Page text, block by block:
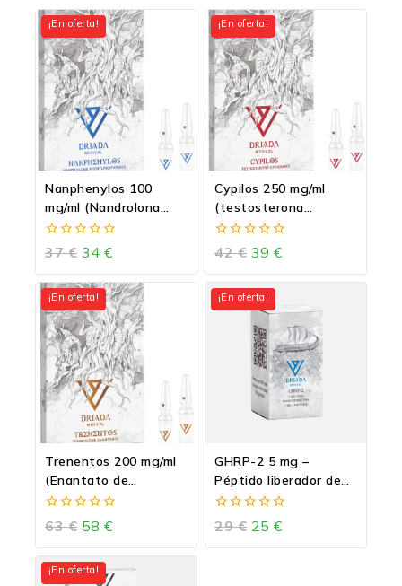
¡En oferta!
Nanphenylos 100
mg/ml (Nandrolona
fenilpropionato-NPP)
0
de
5
37€ 34 €
¡En oferta!
Cypilos 250 mg/ml
(testosterona
cipionato)
0
de
5
42€ 39 €
¡En oferta!
Trenentos 200 mg/ml
(Enantato de
trembolona)
0
de
5
63€ 58 €
¡En oferta!
GHRP-2 5 mg –
Péptido liberador de
GH
0
de
5
29€ 25 €
¡En oferta!